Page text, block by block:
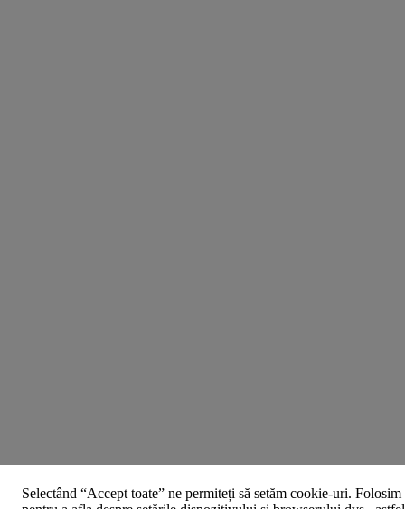
Selectând “Accept toate” ne permiteți să setăm cookie-uri.